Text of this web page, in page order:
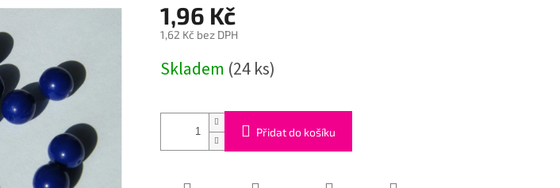
1,96 Kč
1,62 Kč bez DPH
cena:
Skladem (24 ks)
Přidat do košíku